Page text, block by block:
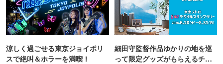
涼しく過ごせる東京ジョイポリ
スで絶叫＆ホラーを満喫！
細田守監督作品ゆかりの地を巡
って限定グッズがもらえるチャ